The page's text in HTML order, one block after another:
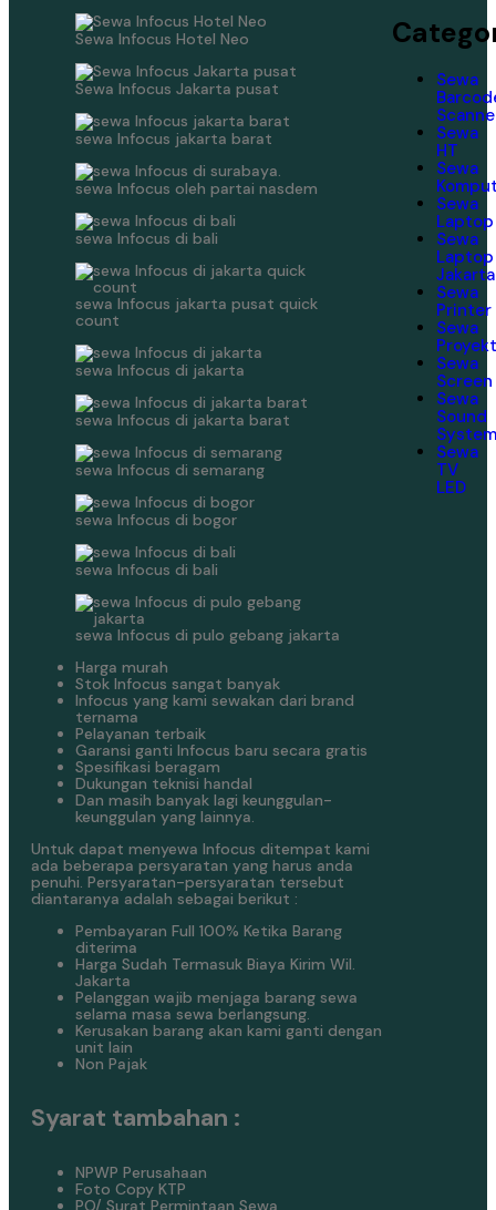
Sewa Infocus Hotel Neo
Sewa Infocus Jakarta pusat
sewa Infocus jakarta barat
sewa Infocus oleh partai nasdem
sewa Infocus di bali
sewa Infocus jakarta pusat quick
count
sewa Infocus di jakarta
sewa Infocus di jakarta barat
sewa Infocus di semarang
sewa Infocus di bogor
sewa Infocus di bali
sewa Infocus di pulo gebang jakarta
Harga murah
Stok Infocus sangat banyak
Infocus yang kami sewakan dari brand
ternama
Pelayanan terbaik
Garansi ganti Infocus baru secara gratis
Spesifikasi beragam
Dukungan teknisi handal
Dan masih banyak lagi keunggulan-
keunggulan yang lainnya.
Untuk dapat menyewa Infocus ditempat kami
ada beberapa persyaratan yang harus anda
penuhi. Persyaratan-persyaratan tersebut
diantaranya adalah sebagai berikut :
Pembayaran Full 100% Ketika Barang
diterima
Harga Sudah Termasuk Biaya Kirim Wil.
Jakarta
Pelanggan wajib menjaga barang sewa
selama masa sewa berlangsung.
Kerusakan barang akan kami ganti dengan
unit lain
Non Pajak
Syarat tambahan :
NPWP Perusahaan
Foto Copy KTP
PO/ Surat Permintaan Sewa
Sewa
Sewa
HT
Sewa
Sewa
Laptop
Sewa
Laptop
Jakarta
Sewa
Printer
Sewa
Sewa
Screen
Sewa
Sound
System
Sewa
TV
LED